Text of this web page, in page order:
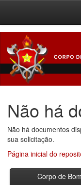
navigation
Não há
Não há documentos
sua solicitação.
Página inicial do
Corpo de